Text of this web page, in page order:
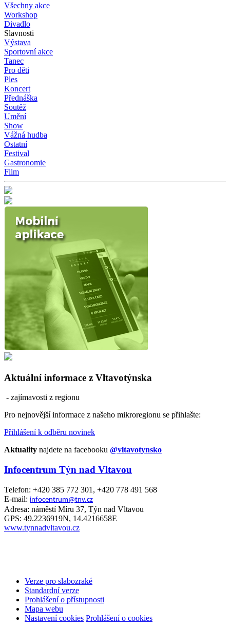
Všechny akce
Workshop
Divadlo
Slavnosti
Výstava
Sportovní akce
Tanec
Pro děti
Ples
Koncert
Přednáška
Soutěž
Umění
Show
Vážná hudba
Ostatní
Festival
Gastronomie
Film
Aktuální informace z Vltavotýnska
- zajímavosti z regionu
Pro nejnovější informace z našeho mikroregionu se přihlašte:
Přihlášení k odběru novinek
Aktuality najdete na facebooku @vltavotynsko
Infocentrum Týn nad Vltavou
Telefon: +420 385 772 301, +420 778 491 568
E-mail: infocentrum@tnv.cz
Adresa: náměstí Míru 37, Týn nad Vltavou
GPS: 49.2236919N, 14.4216658E
www.tynnadvltavou.cz
Verze pro slabozraké
Standardní verze
Prohlášení o přístupnosti
Mapa webu
Nastavení cookies Prohlášení o cookies